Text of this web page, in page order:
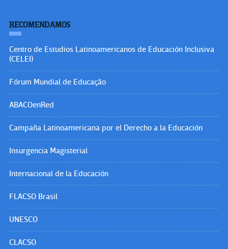
RECOMENDAMOS
Centro de Estudios Latinoamericanos de Educación Inclusiva
(CELEI)
Fórum Mundial de Educação
ABACOenRed
Campaña Latinoamericana por el Derecho a la Educación
Insurgencia Magisterial
Internacional de la Educación
FLACSO Brasil
UNESCO
CLACSO